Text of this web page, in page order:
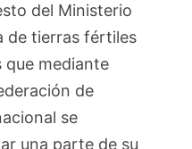
del Ministerio
de tierras fértiles
que mediante
de
se
una parte de su